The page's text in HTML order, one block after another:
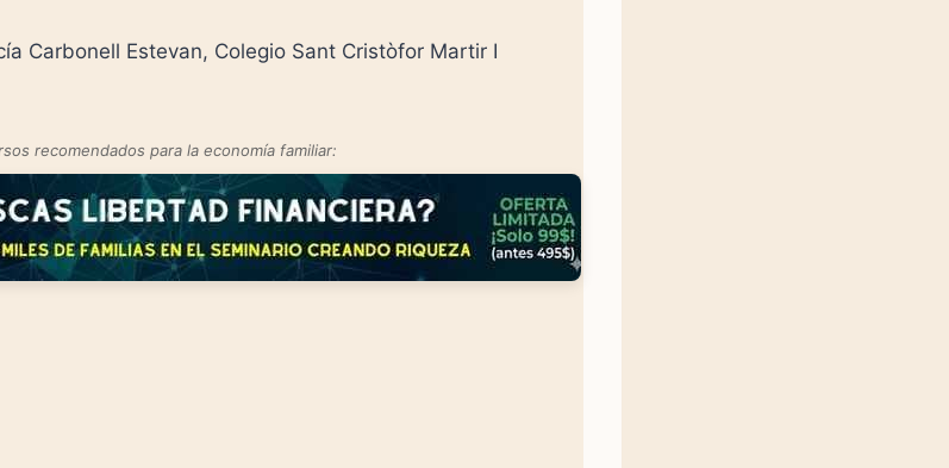
Carbonell Estevan, Colegio Sant Cristòfor Martir I
recomendados para la economía familiar: